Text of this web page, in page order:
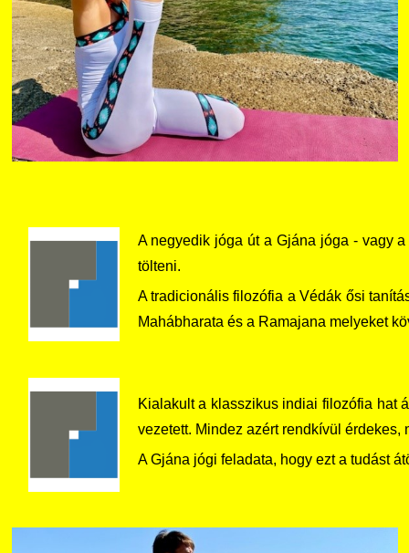
A negyedik jóga út a Gjána jóga - vagy
tölteni.
A tradicionális filozófia a Védák ősi
Mahábharata és a Ramajana melyeket
Kialakult a klasszikus indiai filozófia hat
vezetett. Mindez azért rendkívül
A Gjána jógi feladata, hogy ezt a tudást